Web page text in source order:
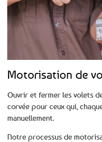
Motorisation de
Ouvrir et fermer les volets
corvée pour ceux qui,
manuellement.
Notre processus de